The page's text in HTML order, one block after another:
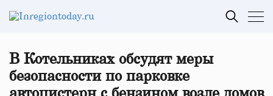
В Котельниках обсудят меры
безопасности по парковке